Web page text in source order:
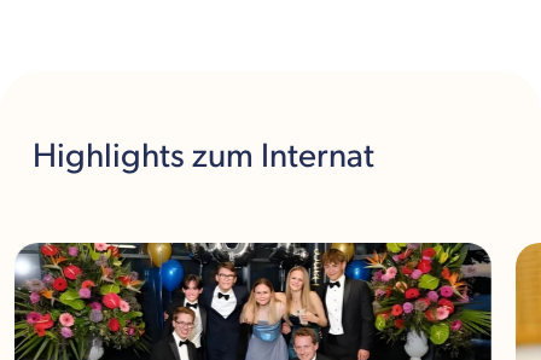
Highlights zum Internat